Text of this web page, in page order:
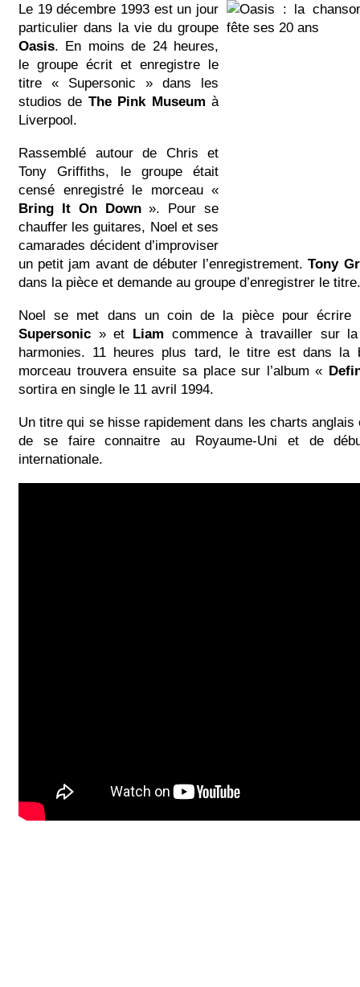
Le 19 décembre 1993 est un jour
particulier dans la vie du groupe
Oasis. En moins de 24 heures,
le groupe écrit et enregistre le
titre « Supersonic » dans les
studios de The Pink Museum à
Liverpool.
Rassemblé autour de Chris et
Tony Griffiths, le groupe était
censé enregistré le morceau «
Bring It On Down». Pour se
chauffer les guitares, Noel et ses
camarades décident d’improviser
un petit jam avant de débuter l’enregistrement.Tony
dans la pièce et demande au groupe d’enregistrer le titre.
Noel se met dans un coin de la pièce pour écrire
Supersonic » et Liam commence à travailler sur
harmonies. 11 heures plus tard, le titre est dans la
morceau trouvera ensuite sa place sur l’album «
sortira en single le 11 avril 1994.
Un titre qui se hisse rapidement dans les charts
de se faire connaitre au Royaume-Uni et de
internationale.